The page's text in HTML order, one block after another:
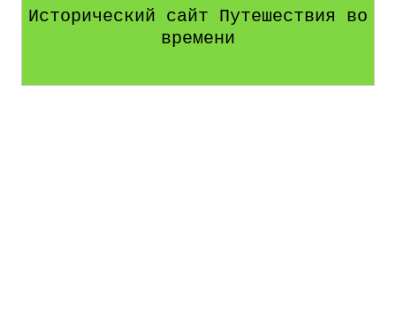
Исторический сайт Путешествия во
времени